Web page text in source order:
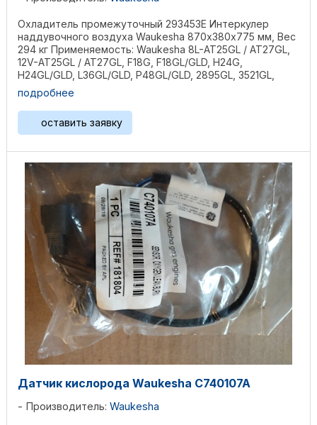
Охладитель промежуточный 293453E Интеркулер
наддувочного воздуха Waukesha 870х380х775 мм, Вес
294 кг Применяемость: Waukesha 8L-AT25GL / AT27GL,
12V-AT25GL / AT27GL, F18G, F18GL/GLD, H24G,
H24GL/GLD, L36GL/GLD, P48GL/GLD, 2895GL, 3521GL,
L5108GL, ...
подробнее
оставить заявку
Датчик кислорода Waukesha C740107A
Производитель: Waukesha